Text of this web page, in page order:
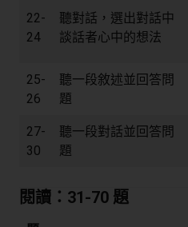
22-
24
聽對話，選出對話中
談話者心中的想法
25-
26
聽一段敘述並回答問
題
27-
30
聽一段對話並回答問
題
閱讀：31-70 題